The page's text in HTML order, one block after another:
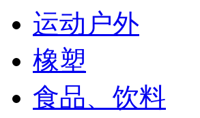
运动户外
橡塑
食品、饮料